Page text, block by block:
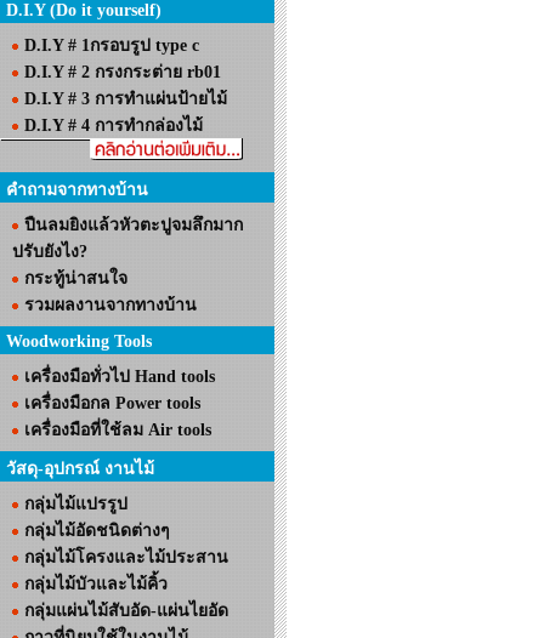
D.I.Y (Do it yourself)
D.I.Y # 1กรอบรูป type c
D.I.Y # 2 กรงกระต่าย rb01
D.I.Y # 3 การทำแผ่นป้ายไม้
D.I.Y # 4 การทำกล่องไม้
คำถามจากทางบ้าน
ปืนลมยิงแล้วหัวตะปูจมลึกมาก
ปรับยังไง?
กระทู้น่าสนใจ
รวมผลงานจากทางบ้าน
Woodworking Tools
เครื่องมือทั่วไป Hand tools
เครื่องมือกล Power tools
เครื่องมือที่ใช้ลม Air tools
วัสดุ-อุปกรณ์ งานไม้
กลุ่มไม้แปรรูป
กลุ่มไม้อัดชนิดต่างๆ
กลุ่มไม้โครงและไม้ประสาน
กลุ่มไม้บัวและไม้คิ้ว
กลุ่มแผ่นไม้สับอัด-แผ่นไยอัด